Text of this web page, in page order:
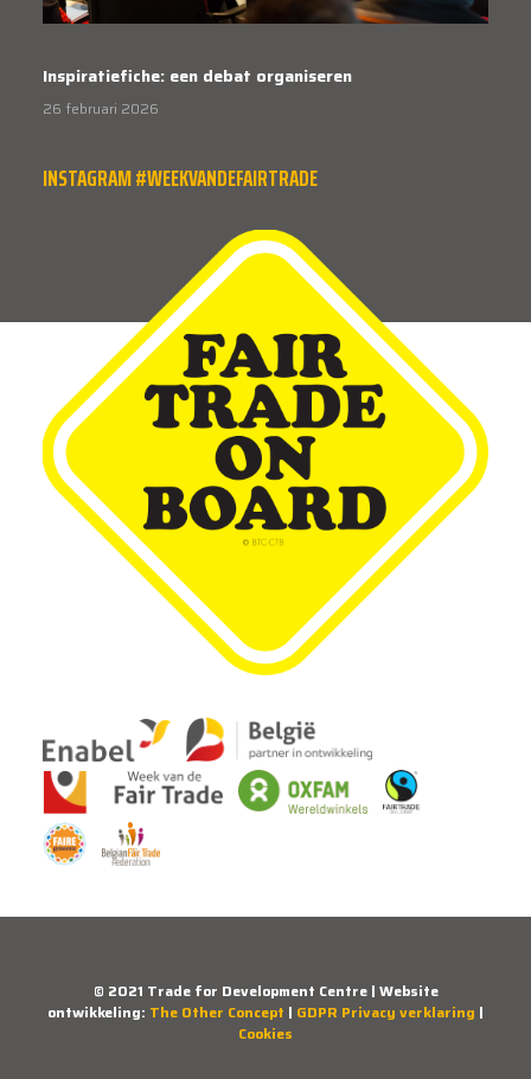
Inspiratiefiche: een debat organiseren
26 februari 2026
INSTAGRAM #WEEKVANDEFAIRTRADE
© 2021 Trade for Development Centre | Website
ontwikkeling: The Other Concept | GDPR Privacy verklaring |
Cookies